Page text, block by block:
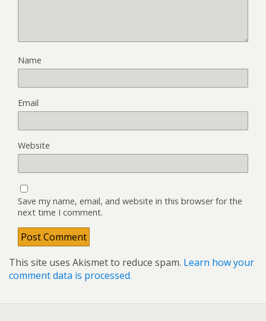
Name
Email
Website
Save my name, email, and website in this browser for the
next time I comment.
This site uses Akismet to reduce spam. Learn how your
comment data is processed.